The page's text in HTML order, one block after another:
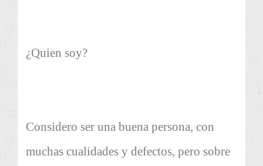
¿Quien soy?
Considero ser una buena persona, con
muchas cualidades y defectos, pero sobre